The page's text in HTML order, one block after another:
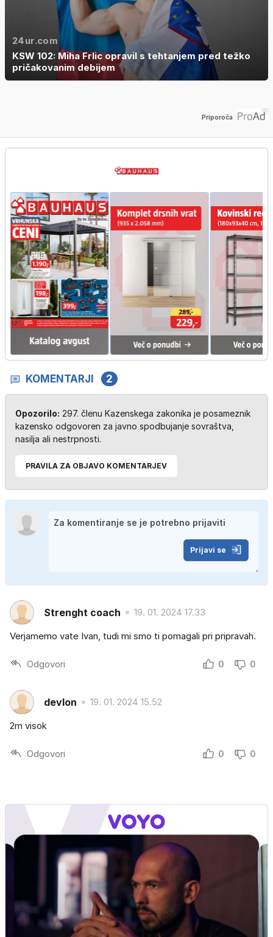
24ur.com
KSW 102: Miha Frlic opravil s tehtanjem pred težko
pričakovanim debijem
Priporoča
KOMENTARJI 2
Opozorilo: 297. členu Kazenskega zakonika je posameznik
kazensko odgovoren za javno spodbujanje sovraštva,
nasilja ali nestrpnosti.
PRAVILA ZA OBJAVO KOMENTARJEV
Prijavi se
Strenght coach 19. 01. 2024 17.33
Verjamemo vate Ivan, tudi mi smo ti pomagali pri pripravah.
Odgovori 0 0
devlon 19. 01. 2024 15.52
2m visok
Odgovori 0 0